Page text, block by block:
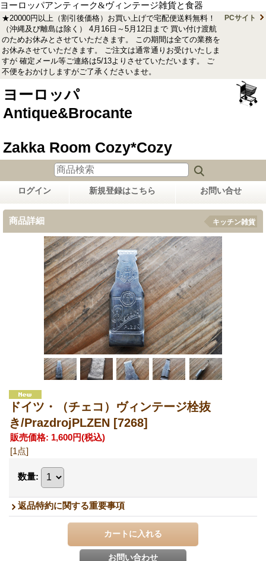
ヨーロッパアンティーク&ヴィンテージ雑貨と食器
★20000円以上（割引後価格）お買い上げで宅配便送料無料！
（沖縄及び離島は除く） 4月16日～5月12日まで 買い付け渡航
のためお休みとさせていただきます。 この期間は全ての業務を
お休みさせていただきます。 ご注文は通常通りお受けいたしま
すが 確定メール等ご連絡は5/13よりさせていただいます。 ご
不便をおかけしますがご了承くださいませ。
PCサイト
ヨーロッパ
Antique&Brocante
Zakka Room Cozy*Cozy
ログイン 新規登録はこちら お問い合せ
商品詳細 キッチン雑貨
ドイツ・（チェコ）ヴィンテージ栓抜
き/PrazdrojPLZEN [7268]
販売価格: 1,600円(税込)
[1点]
数量:
返品特約に関する重要事項